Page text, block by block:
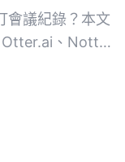
會議紀錄？本文
Otter.ai、Notta